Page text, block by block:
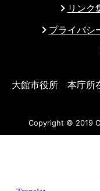
リンク
プライバシ
大館市役所 本庁所
Copyright © 2019